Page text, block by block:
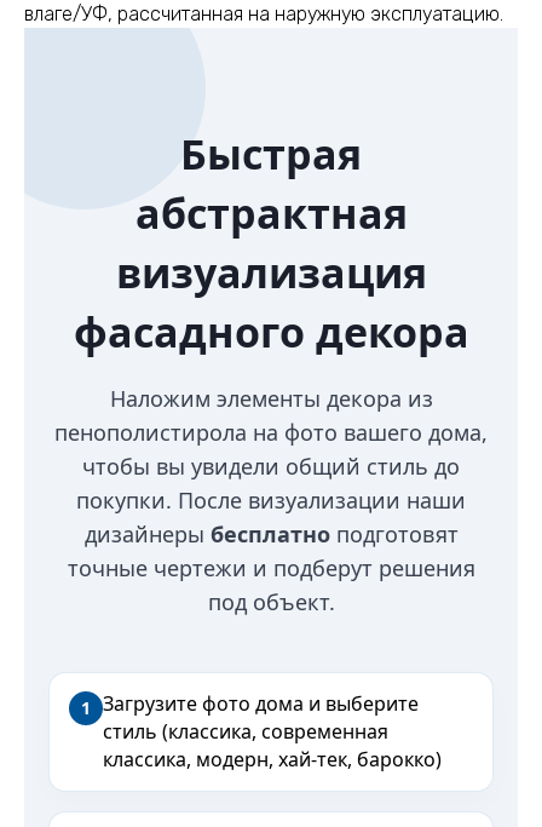
влаге/УФ, рассчитанная на наружную эксплуатацию.
Быстрая
абстрактная
визуализация
фасадного декора
Наложим элементы декора из
пенополистирола на фото вашего дома,
чтобы вы увидели общий стиль до
покупки. После визуализации наши
дизайнеры бесплатноподготовят
точные чертежи и подберут решения
под объект.
1
Загрузите фото дома и выберите
стиль (классика, современная
классика, модерн, хай-тек, барокко)